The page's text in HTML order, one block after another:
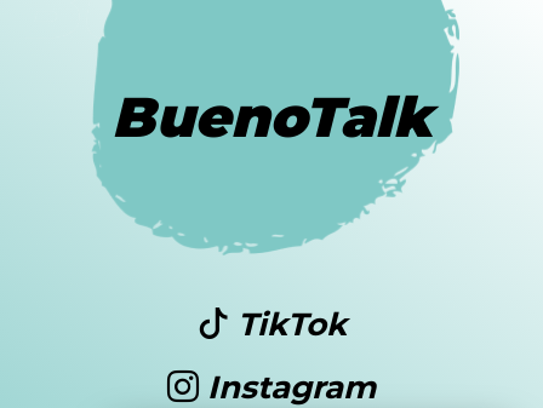
BuenoTalk
TikTok
Instagram